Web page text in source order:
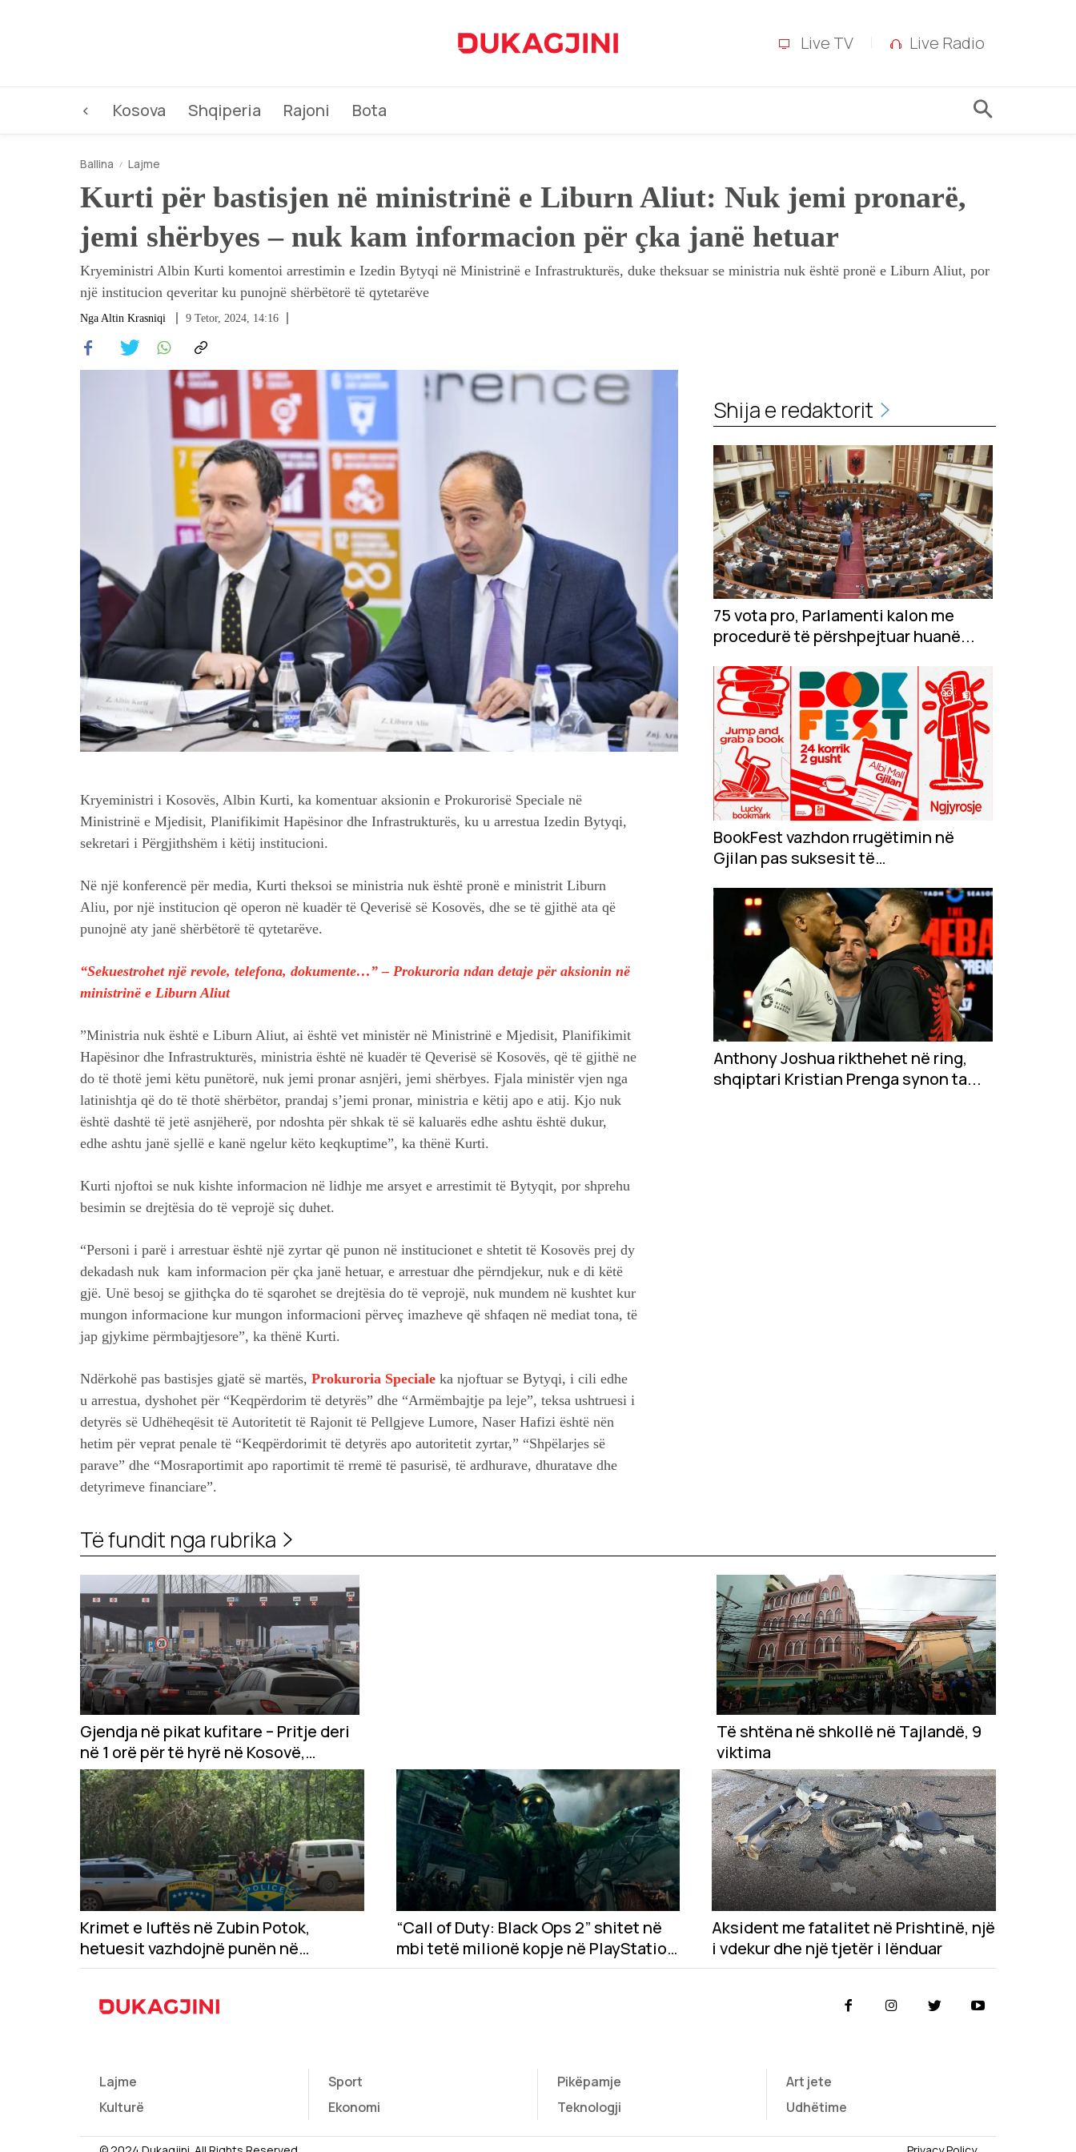
Live TV Live Radio
< Kosova Shqiperia Rajoni Bota
Ballina Lajme
Kurti për bastisjen në ministrinë e Liburn Aliut: Nuk jemi pronarë,
jemi shërbyes – nuk kam informacion për çka janë hetuar
Kryeministri Albin Kurti komentoi arrestimin e Izedin Bytyqi në Ministrinë e Infrastrukturës, duke theksuar se ministria nuk është pronë e Liburn Aliut, por
një institucion qeveritar ku punojnë shërbëtorë të qytetarëve
Nga Altin Krasniqi 9 Tetor, 2024, 14:16
Kryeministri i Kosovës, Albin Kurti, ka komentuar aksionin e Prokurorisë Speciale në
Ministrinë e Mjedisit, Planifikimit Hapësinor dhe Infrastrukturës, ku u arrestua Izedin Bytyqi,
sekretari i Përgjithshëm i këtij institucioni.
Në një konferencë për media, Kurti theksoi se ministria nuk është pronë e ministrit Liburn
Aliu, por një institucion që operon në kuadër të Qeverisë së Kosovës, dhe se të gjithë ata që
punojnë aty janë shërbëtorë të qytetarëve.
“Sekuestrohet një revole, telefona, dokumente…” – Prokuroria ndan detaje për aksionin në
ministrinë e Liburn Aliut
”Ministria nuk është e Liburn Aliut, ai është vet ministër në Ministrinë e Mjedisit, Planifikimit
Hapësinor dhe Infrastrukturës, ministria është në kuadër të Qeverisë së Kosovës, që të gjithë ne
do të thotë jemi këtu punëtorë, nuk jemi pronar asnjëri, jemi shërbyes. Fjala ministër vjen nga
latinishtja që do të thotë shërbëtor, prandaj s’jemi pronar, ministria e këtij apo e atij. Kjo nuk
është dashtë të jetë asnjëherë, por ndoshta për shkak të së kaluarës edhe ashtu është dukur,
edhe ashtu janë sjellë e kanë ngelur këto keqkuptime”, ka thënë Kurti.
Kurti njoftoi se nuk kishte informacion në lidhje me arsyet e arrestimit të Bytyqit, por shprehu
besimin se drejtësia do të veprojë siç duhet.
“Personi i parë i arrestuar është një zyrtar që punon në institucionet e shtetit të Kosovës prej dy
dekadash nuk kam informacion për çka janë hetuar, e arrestuar dhe përndjekur, nuk e di këtë
gjë. Unë besoj se gjithçka do të sqarohet se drejtësia do të veprojë, nuk mundem në kushtet kur
mungon informacione kur mungon informacioni përveç imazheve që shfaqen në mediat tona, të
jap gjykime përmbajtjesore”, ka thënë Kurti.
Ndërkohë pas bastisjes gjatë së martës, Prokuroria Speciale ka njoftuar se Bytyqi, i cili edhe
u arrestua, dyshohet për “Keqpërdorim të detyrës” dhe “Armëmbajtje pa leje”, teksa ushtruesi i
detyrës së Udhëheqësit të Autoritetit të Rajonit të Pellgjeve Lumore, Naser Hafizi është nën
hetim për veprat penale të “Keqpërdorimit të detyrës apo autoritetit zyrtar,” “Shpëlarjes së
parave” dhe “Mosraportimit apo raportimit të rremë të pasurisë, të ardhurave, dhuratave dhe
detyrimeve financiare”.
Shija e redaktorit
75 vota pro, Parlamenti kalon me
procedurë të përshpejtuar huanë...
BookFest vazhdon rrugëtimin në
Gjilan pas suksesit të
Anthony Joshua rikthehet në ring,
shqiptari Kristian Prenga synon ta...
Të fundit nga rubrika
Gjendja në pikat kufitare – Pritje deri
në 1 orë për të hyrë në Kosovë,
situata e njëjtë edhe për dalje nga
vendi
Të shtëna në shkollë në Tajlandë, 9
viktima
Krimet e luftës në Zubin Potok,
hetuesit vazhdojnë punën në
lokacionin e tretë
“Call of Duty: Black Ops 2” shitet në
mbi tetë milionë kopje në PlayStation
Store
Aksident me fatalitet në Prishtinë, një
i vdekur dhe një tjetër i lënduar
Lajme
Kulturë
Sport
Ekonomi
Pikëpamje
Teknologji
Art jete
Udhëtime